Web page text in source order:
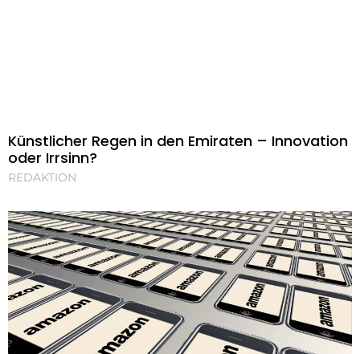
Künstlicher Regen in den Emiraten – Innovation
oder Irrsinn?
REDAKTION